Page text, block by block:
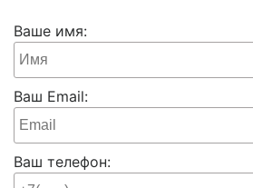
Ваше имя:
Ваш Email:
Ваш телефон: